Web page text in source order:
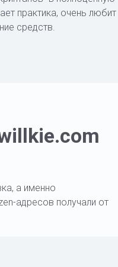
практика, очень любит
средств.
а именно
адресов получали от